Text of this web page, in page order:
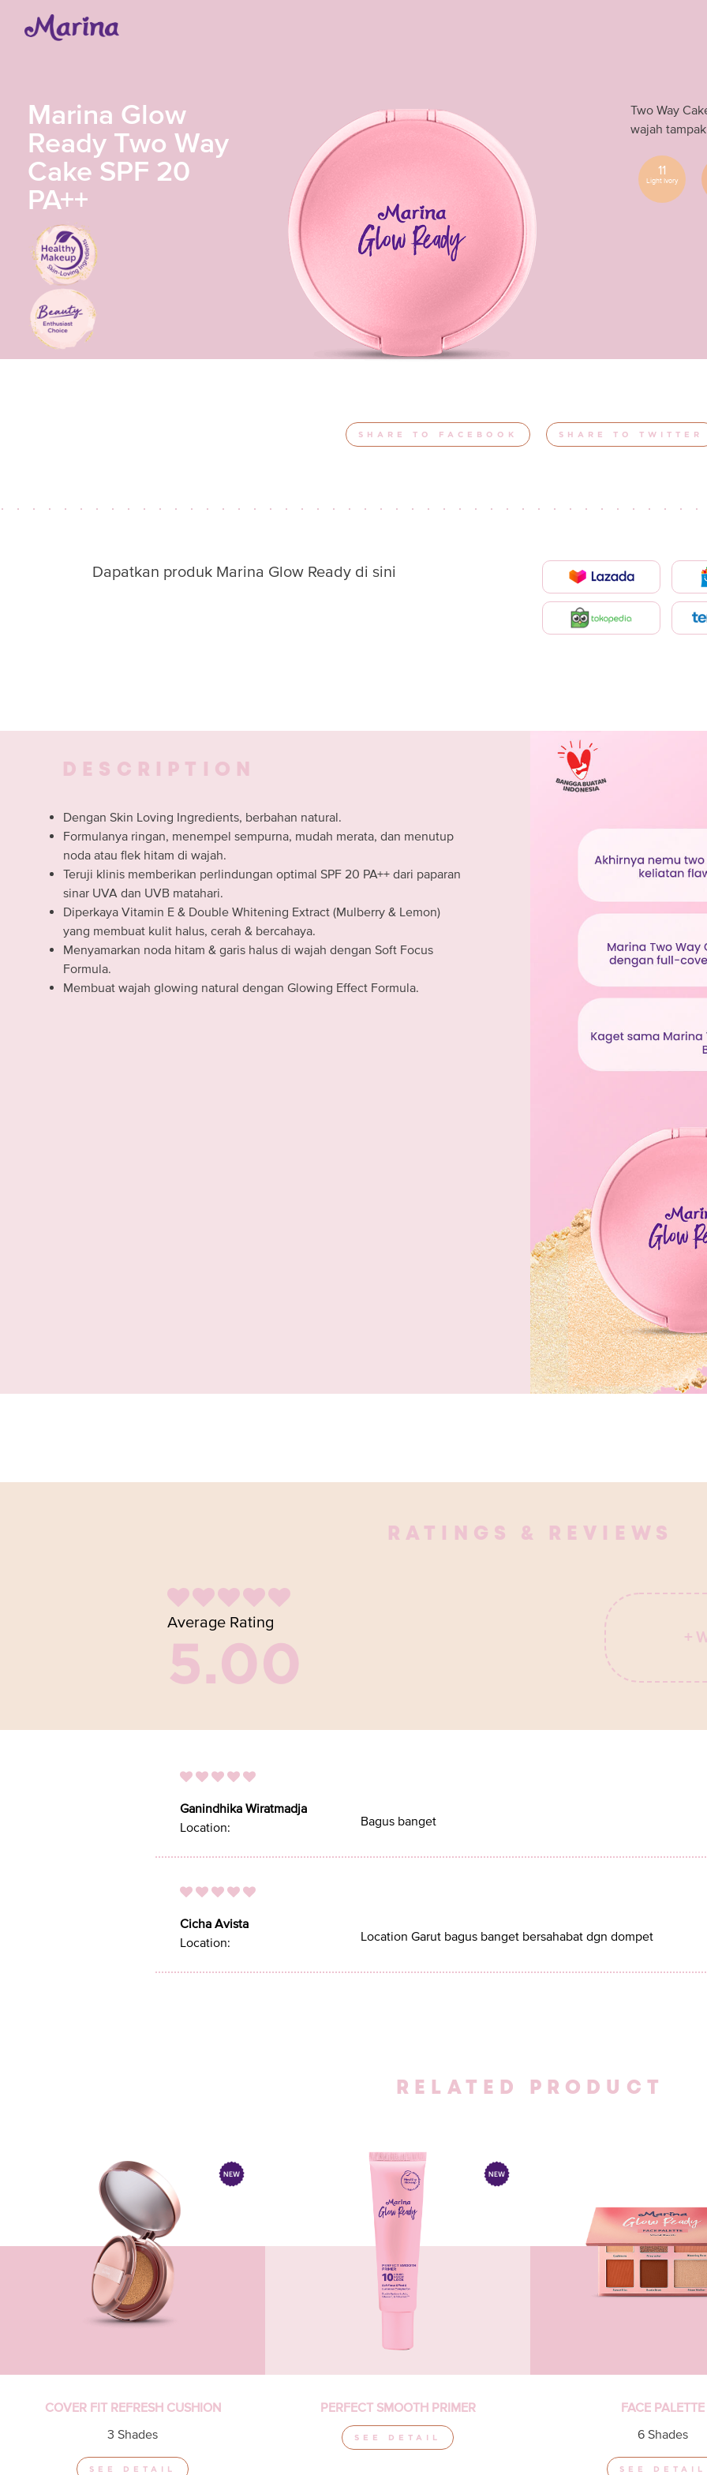
Marina Glow
Ready Two Way
Cake SPF 20
PA++
Two Way
wajah
11
Light Ivory
SHARE TO FACEBOOK SHARE TO TWITTER
Dapatkan produk Marina Glow Ready di sini
DESCRIPTION
Dengan Skin Loving Ingredients, berbahan natural.
Formulanya ringan, menempel sempurna, mudah merata, dan menutup
noda atau flek hitam di wajah.
Teruji klinis memberikan perlindungan optimal SPF 20 PA++ dari paparan
sinar UVA dan UVB matahari.
Diperkaya Vitamin E & Double Whitening Extract (Mulberry & Lemon)
yang membuat kulit halus, cerah & bercahaya.
Menyamarkan noda hitam & garis halus di wajah dengan Soft Focus
Formula.
Membuat wajah glowing natural dengan Glowing Effect Formula.
RATINGS & REVIEWS
Average Rating
5.00 +
Ganindhika Wiratmadja
Location:
Bagus banget
Cicha Avista
Location:
Location Garut bagus banget bersahabat dgn dompet
RELATED PRODUCT
COVER FIT REFRESH CUSHION
3 Shades
SEE DETAIL
PERFECT SMOOTH PRIMER
SEE DETAIL
FACE PALETTE
6 Shades
SEE DETAIL